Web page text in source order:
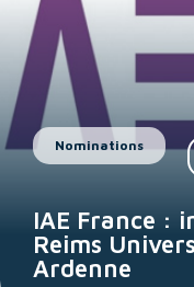
Nominations
IAE France :
Reims
Ardenne